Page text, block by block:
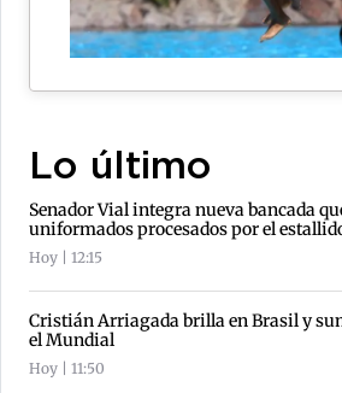
Lo último
Senador Vial integra nueva bancada
uniformados procesados por el
Hoy | 12:15
Cristián Arriagada brilla en Brasil y
el Mundial
Hoy | 11:50